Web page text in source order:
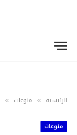
الرئيسية » منوعات »
منوعات